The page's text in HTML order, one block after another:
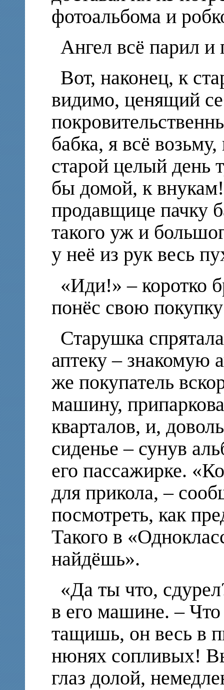
фотоальбома и
Ангел всё парил и
Вот, наконец, к
видимо, ценящий
бабка, я всё
старой целый день
бы домой, к
продавщице пачку
такого уж и
у неё из рук весь
«Иди!» – коротко
понёс свою
Старушка
аптеку – знакомую
же покупатель
машину,
кварталов, и,
сиденье – сунув
его пассажирке.
для прикола, –
посмотреть, как
Такого в
найдёшь».
«Да ты что,
в его машине. –
тащишь, он весь в
нюнях сопливых!
глаз долой,